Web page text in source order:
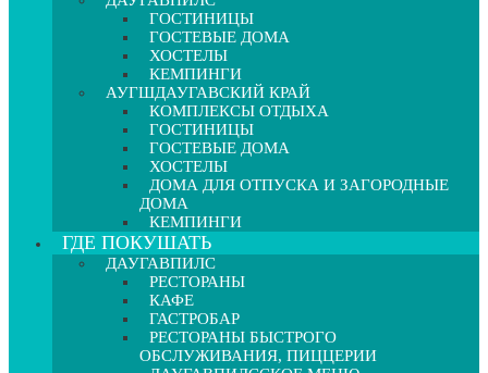
ГОСТИНИЦЫ
ГОСТЕВЫЕ ДОМА
ХОСТЕЛЫ
КЕМПИНГИ
АУГШДАУГАВСКИЙ КРАЙ
КОМПЛЕКСЫ ОТДЫХА
ГОСТИНИЦЫ
ГОСТЕВЫЕ ДОМА
ХОСТЕЛЫ
ДОМА ДЛЯ ОТПУСКА И ЗАГОРОДНЫЕ
ДОМА
КЕМПИНГИ
ГДЕ ПОКУШАТЬ
ДАУГАВПИЛС
РЕСТОРАНЫ
КАФЕ
ГАСТРОБАР
РЕСТОРАНЫ БЫСТРОГО
ОБСЛУЖИВАНИЯ, ПИЦЦЕРИИ